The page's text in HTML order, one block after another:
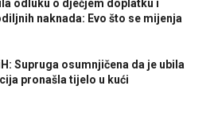
odluku o dječjem doplatku i
naknada: Evo što se mijenja
Supruga osumnjičena da je ubila
pronašla tijelo u kući